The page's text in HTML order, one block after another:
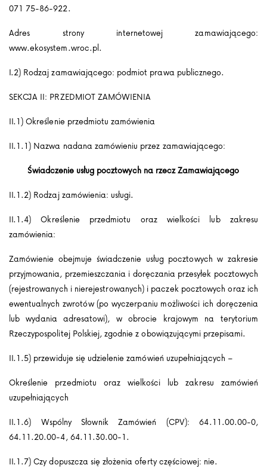
071 75-86-922.
Adres strony internetowej zamawiającego:
www.ekosystem.wroc.pl.
I.2) Rodzaj zamawiającego: podmiot prawa publicznego.
SEKCJA II: PRZEDMIOT ZAMÓWIENIA
II.1) Określenie przedmiotu zamówienia
II.1.1) Nazwa nadana zamówieniu przez zamawiającego:
Świadczenie usług pocztowych na rzecz Zamawiającego
II.1.2) Rodzaj zamówienia: usługi.
II.1.4) Określenie przedmiotu oraz wielkości lub zakresu
zamówienia:
Zamówienie obejmuje świadczenie usług pocztowych w zakresie
przyjmowania, przemieszczania i doręczania przesyłek pocztowych
(rejestrowanych i nierejestrowanych) i paczek pocztowych oraz ich
ewentualnych zwrotów (po wyczerpaniu możliwości ich doręczenia
lub wydania adresatowi), w obrocie krajowym na terytorium
Rzeczypospolitej Polskiej, zgodnie z obowiązującymi przepisami.
II.1.5) przewiduje się udzielenie zamówień uzupełniających –
Określenie przedmiotu oraz wielkości lub zakresu zamówień
uzupełniających
II.1.6) Wspólny Słownik Zamówień (CPV): 64.11.00.00-0,
64.11.20.00-4, 64.11.30.00-1.
II.1.7) Czy dopuszcza się złożenia oferty częściowej: nie.